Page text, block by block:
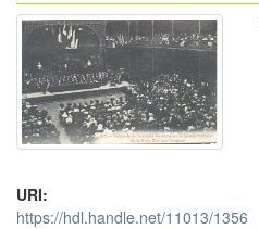
URI:
https://hdl.handle.net/11013/1356